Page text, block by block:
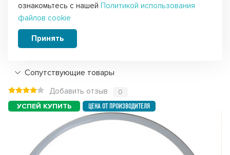
Уплотнительное кольцо для ИТА-10,
F9103
Подробнее
Сопутствующие товары
Добавить отзыв 0
ознакомьтесь с нашей Политикой использования
файлов cookie
Принять